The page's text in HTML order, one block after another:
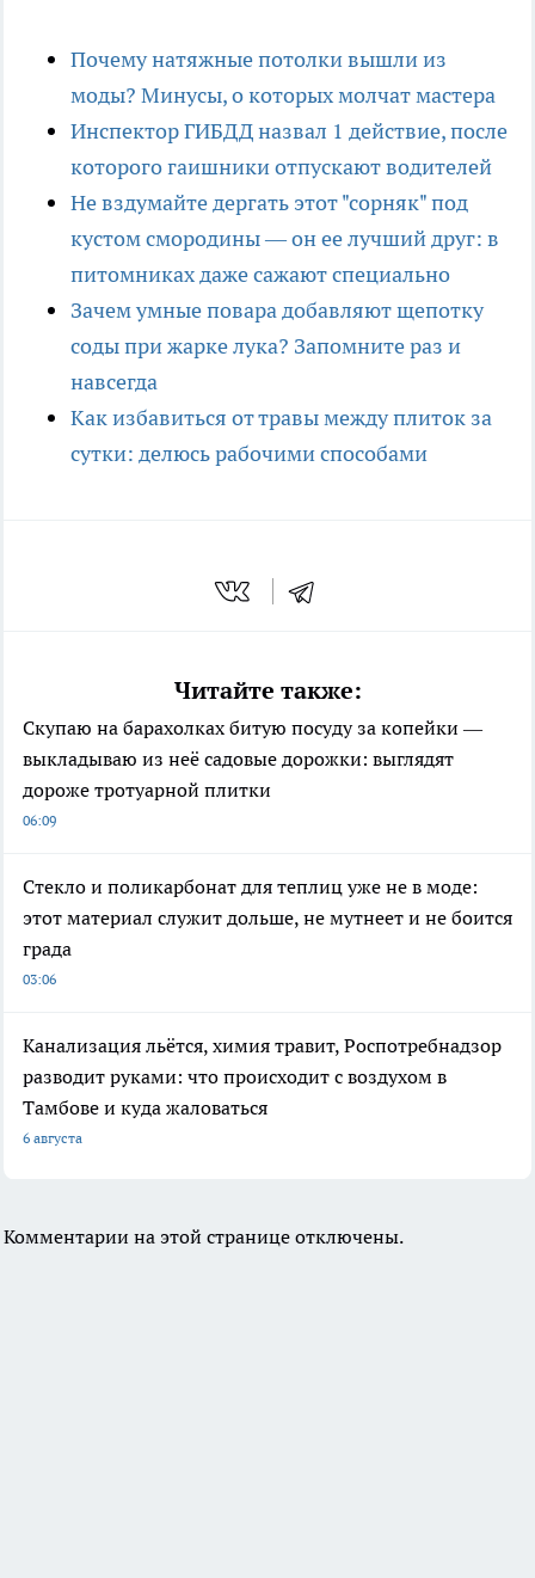
Почему натяжные потолки вышли из
моды? Минусы, о которых молчат мастера
Инспектор ГИБДД назвал 1 действие, после
которого гаишники отпускают водителей
Не вздумайте дергать этот "сорняк" под
кустом смородины — он ее лучший друг: в
питомниках даже сажают специально
Зачем умные повара добавляют щепотку
соды при жарке лука? Запомните раз и
навсегда
Как избавиться от травы между плиток за
сутки: делюсь рабочими способами
Читайте также:
Скупаю на барахолках битую посуду за копейки —
выкладываю из неё садовые дорожки: выглядят
дороже тротуарной плитки
06:09
Стекло и поликарбонат для теплиц уже не в моде:
этот материал служит дольше, не мутнеет и не боится
града
03:06
Канализация льётся, химия травит, Роспотребнадзор
разводит руками: что происходит с воздухом в
Тамбове и куда жаловаться
6 августа
Комментарии на этой странице отключены.